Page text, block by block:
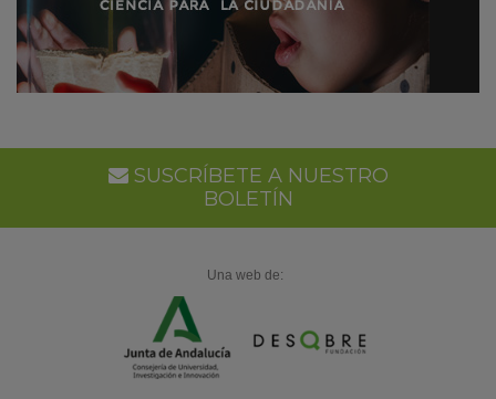
SUSCRÍBETE A NUESTRO
BOLETÍN
Una web de: